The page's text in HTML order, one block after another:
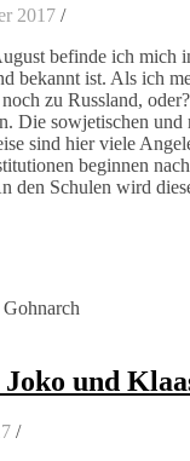
2017 /
befinde ich mich
bekannt ist. Als ich
noch zu Russland,
Die sowjetischen und
sind hier viele
beginnen
den Schulen wird
Joko und
/